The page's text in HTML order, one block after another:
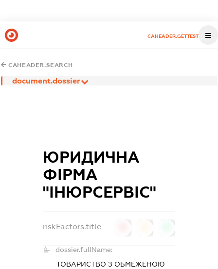
CAHEADER.GETTEST
CAHEADER.SEARCH
document.dossier
ЮРИДИЧНА
ФІРМА
"ІНЮРСЕРВІС"
riskFactors.title
dossier.fullName:
ТОВАРИСТВО З ОБМЕЖЕНОЮ